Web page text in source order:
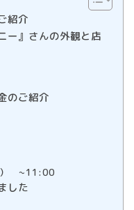
紹介
ー』さんの外観と店
のご紹介
） ~11:00
した